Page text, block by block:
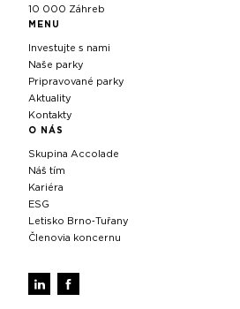
10 000 Záhreb
MENU
Investujte s nami
Naše parky
Pripravované parky
Aktuality
Kontakty
O NÁS
Skupina Accolade
Náš tím
Kariéra
ESG
Letisko Brno‑Tuřany
Členovia koncernu